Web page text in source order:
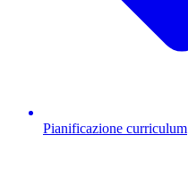
Pianificazione curriculum